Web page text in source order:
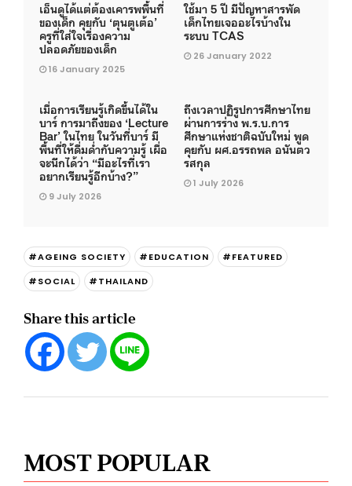
เอ็นดูได้แต่ต้องเคารพพื้นที่
ของเด็ก คุยกับ ‘ตุนตูเต้อ’
ครูที่ใส่ใจเรื่องความ
ปลอดภัยของเด็ก
16 January 2025
ใช้มา 5 ปี มีปัญหาสารพัด
เด็กไทยเจออะไรบ้างใน
ระบบ TCAS
26 January 2022
เมื่อการเรียนรู้เกิดขึ้นได้ใน
บาร์ การมาถึงของ ‘Lecture
Bar’ ในไทย ในวันที่บาร์ มี
พื้นที่ให้ดื่มด่ำกับความรู้ เผื่อ
จะนึกได้ว่า “มีอะไรที่เรา
อยากเรียนรู้อีกบ้าง?”
9 July 2026
ถึงเวลาปฏิรูปการศึกษาไทย
ผ่านการร่าง พ.ร.บ.การ
ศึกษาแห่งชาติฉบับใหม่ พูด
คุยกับ ผศ.อรรถพล อนันตว
รสกุล
1 July 2026
#AGEING SOCIETY #EDUCATION
#FEATURED
#SOCIAL
#THAILAND
Share this article
MOST POPULAR